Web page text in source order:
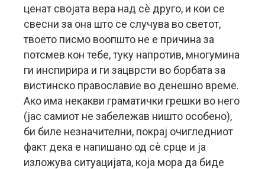
ценат својата вера над сè друго, и кои се
свесни за она што се случува во светот,
твоето писмо воопшто не е причина за
потсмев кон тебе, туку напротив, многумина
ги инспирира и ги зацврсти во борбата за
вистинско православие во денешно време.
Ако има некакви граматички грешки во него
(јас самиот не забележав ништо особено),
би биле незначителни, покрај очигледниот
факт дека е напишано од сè срце и ја
изложува ситуацијата, која мора да биде